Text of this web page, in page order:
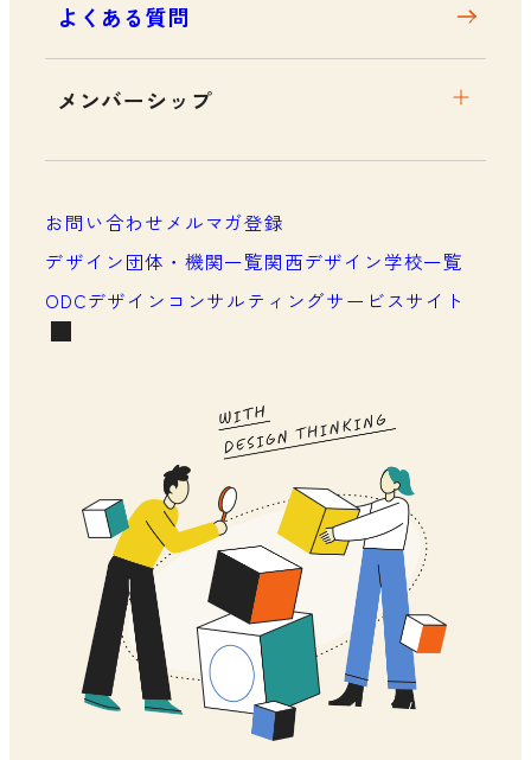
よくある質問
メンバーシップ
メンバーシップについて
お問い合わせメルマガ登録
デザイン団体・機関一覧関西デザイン学校一覧
ODCデザインコンサルティングサービスサイト